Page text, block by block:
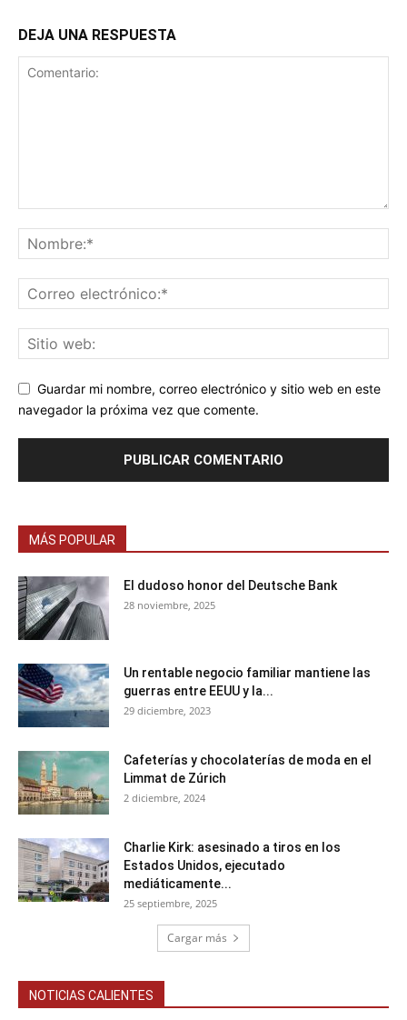
DEJA UNA RESPUESTA
Guardar mi nombre, correo electrónico y sitio web en este
navegador la próxima vez que comente.
MÁS POPULAR
El dudoso honor del Deutsche Bank
28 noviembre, 2025
Un rentable negocio familiar mantiene las
guerras entre EEUU y la...
29 diciembre, 2023
Cafeterías y chocolaterías de moda en el
Limmat de Zúrich
2 diciembre, 2024
Charlie Kirk: asesinado a tiros en los
Estados Unidos, ejecutado
mediáticamente...
25 septiembre, 2025
Cargar más
NOTICIAS CALIENTES